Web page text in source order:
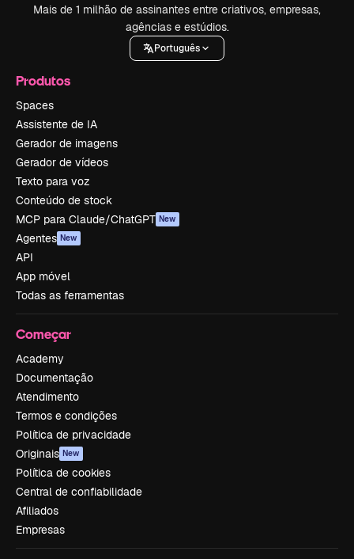
Mais de 1 milhão de assinantes entre criativos, empresas,
agências e estúdios.
Português
Produtos
Spaces
Assistente de IA
Gerador de imagens
Gerador de vídeos
Texto para voz
Conteúdo de stock
MCP para Claude/ChatGPT New
Agentes New
API
App móvel
Todas as ferramentas
Começar
Academy
Documentação
Atendimento
Termos e condições
Política de privacidade
Originais New
Política de cookies
Central de confiabilidade
Afiliados
Empresas